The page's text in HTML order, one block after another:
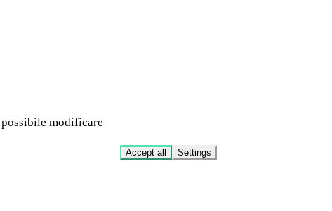
modificare
Accept all Settings